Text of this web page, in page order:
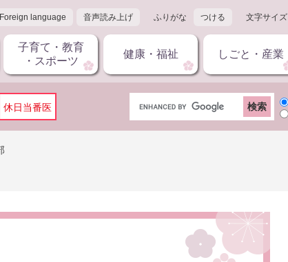
Foreign language 音声読み上げ ふりがな つける 文字サイズ
子育て・教育
・スポーツ
健康・福祉 しごと・産業
休日当番医
G
o
タ